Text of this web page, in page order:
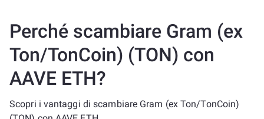
Perché scambiare Gram (ex
Ton/TonCoin) (TON) con
AAVE ETH?
Scopri i vantaggi di scambiare Gram (ex Ton/TonCoin)